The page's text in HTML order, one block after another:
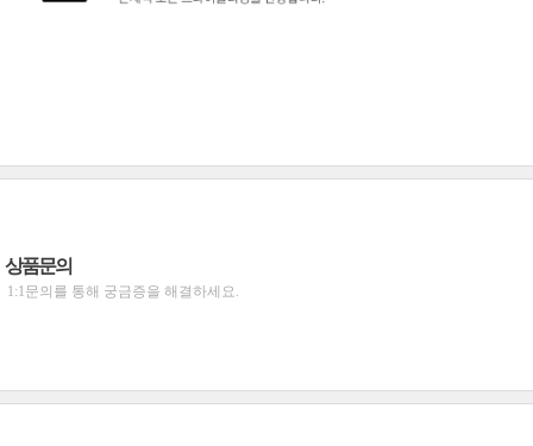
상품문의
1:1문의를 통해 궁금증을 해결하세요.